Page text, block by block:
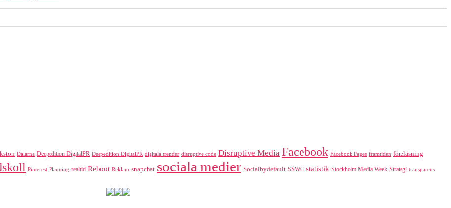
Dalarna Deepedition DigitalPR Deepedition DigitalPR digitala trender disruptive code Disruptive Media Facebook Facebook Pages framtiden föreläsning
Pinterest Planning realtid Reboot Reklam snapchat sociala medier Socialbydefault SSWC statistik Stockholm Media Week Strategi transparens